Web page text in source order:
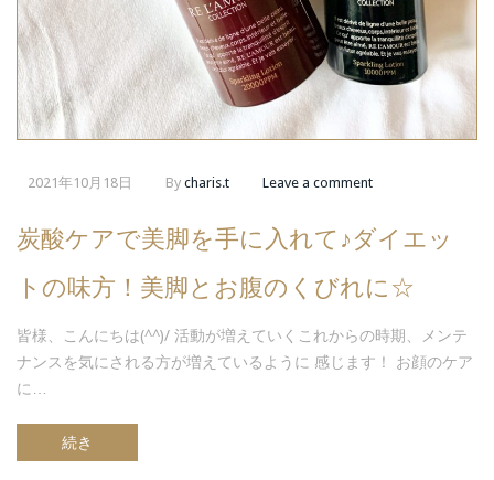
2021年10月18日 By charis.t Leave a comment
炭酸ケアで美脚を手に入れて♪ダイエッ
トの味方！美脚とお腹のくびれに☆
皆様、こんにちは(^^)/ 活動が増えていくこれからの時期、メンテ
ナンスを気にされる方が増えているように 感じます！ お顔のケア
に…
続き